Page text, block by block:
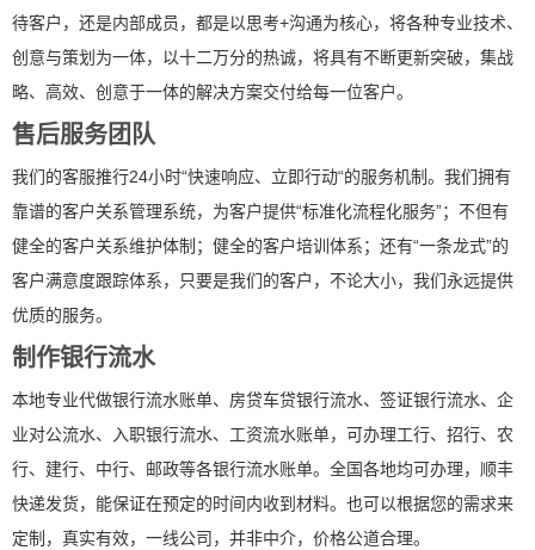
待客户，还是内部成员，都是以思考+沟通为核心，将各种专业技术、
创意与策划为一体，以十二万分的热诚，将具有不断更新突破，集战
略、高效、创意于一体的解决方案交付给每一位客户。
售后服务团队
我们的客服推行24小时“快速响应、立即行动“的服务机制。我们拥有
靠谱的客户关系管理系统，为客户提供“标准化流程化服务”；不但有
健全的客户关系维护体制；健全的客户培训体系；还有“一条龙式”的
客户满意度跟踪体系，只要是我们的客户，不论大小，我们永远提供
优质的服务。
制作银行流水
本地专业代做银行流水账单、房贷车贷银行流水、签证银行流水、企
业对公流水、入职银行流水、工资流水账单，可办理工行、招行、农
行、建行、中行、邮政等各银行流水账单。全国各地均可办理，顺丰
快递发货，能保证在预定的时间内收到材料。也可以根据您的需求来
定制，真实有效，一线公司，并非中介，价格公道合理。